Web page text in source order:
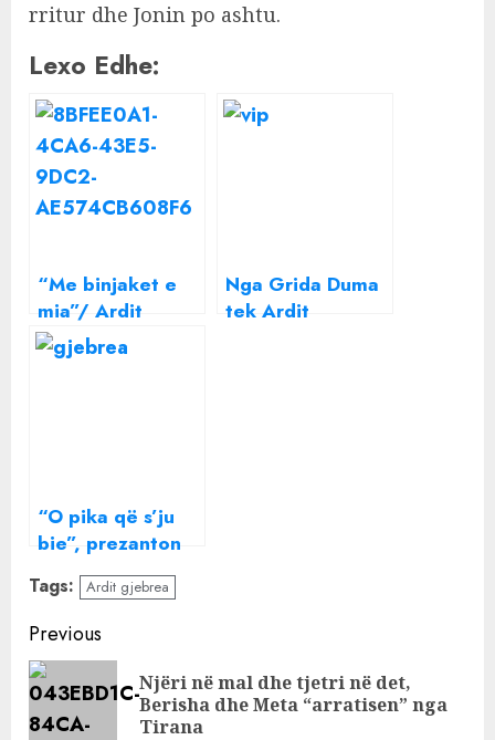
rritur dhe Jonin po ashtu.
Lexo Edhe:
“Me binjaket e
mia”/ Ardit
Gjebreas i
zbukurohet dita,
Nga Grida Duma
tek Ardit
“O pika që s’ju
bie”, prezanton
pjesëtarin më të
ri të familjes,
Ardit Gjebrea
përplaset si
asnjëherë me
ndjekësit
Tags: Ardit gjebrea
Continue
Reading
Previous
Njëri në mal dhe tjetri në det,
Berisha dhe Meta “arratisen” nga
Tirana